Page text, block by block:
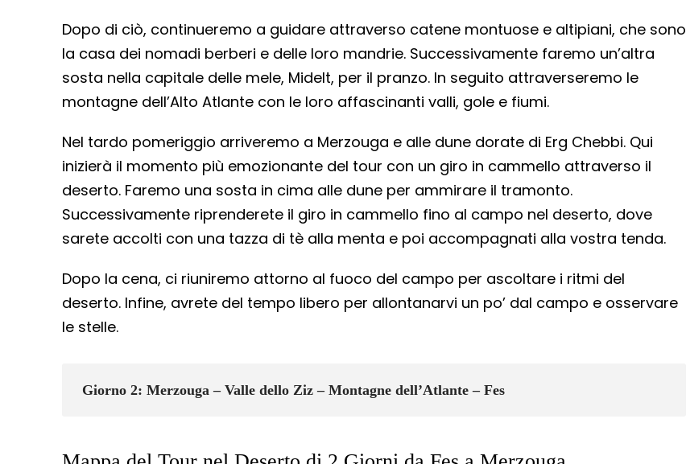
Dopo di ciò, continueremo a guidare attraverso catene montuose e altipiani, che sono
la casa dei nomadi berberi e delle loro mandrie. Successivamente faremo un’altra
sosta nella capitale delle mele, Midelt, per il pranzo. In seguito attraverseremo le
montagne dell’Alto Atlante con le loro affascinanti valli, gole e fiumi.
Nel tardo pomeriggio arriveremo a Merzouga e alle dune dorate di Erg Chebbi. Qui
inizierà il momento più emozionante del tour con un giro in cammello attraverso il
deserto. Faremo una sosta in cima alle dune per ammirare il tramonto.
Successivamente riprenderete il giro in cammello fino al campo nel deserto, dove
sarete accolti con una tazza di tè alla menta e poi accompagnati alla vostra tenda.
Dopo la cena, ci riuniremo attorno al fuoco del campo per ascoltare i ritmi del
deserto. Infine, avrete del tempo libero per allontanarvi un po’ dal campo e osservare
le stelle.
Giorno 2: Merzouga – Valle dello Ziz – Montagne dell’Atlante – Fes